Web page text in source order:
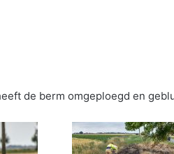
de berm omgeploegd en